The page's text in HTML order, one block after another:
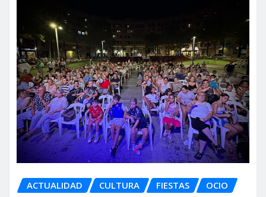
ACTUALIDAD CULTURA FIESTAS OCIO